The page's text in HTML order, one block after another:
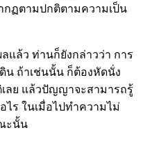
ฏตามปกติตามความเป็น
แล้ว ท่านก็ยังกล่าวว่า การ
น ถ้าเช่นนั้น ก็ต้องหัดนั่ง
ลย แล้วปัญญาจะสามารถรู้
ร ในเมื่อไปทำความไม่
ะนั้น